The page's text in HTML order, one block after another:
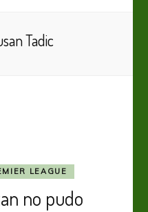
Tadic
LEAGUE
no pudo